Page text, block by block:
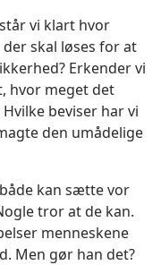
vi klart hvor
skal løses for at
Erkender vi
hvor meget det
beviser har vi
den umådelige
kan sætte vor
tror at de kan.
menneskene
Men gør han det?